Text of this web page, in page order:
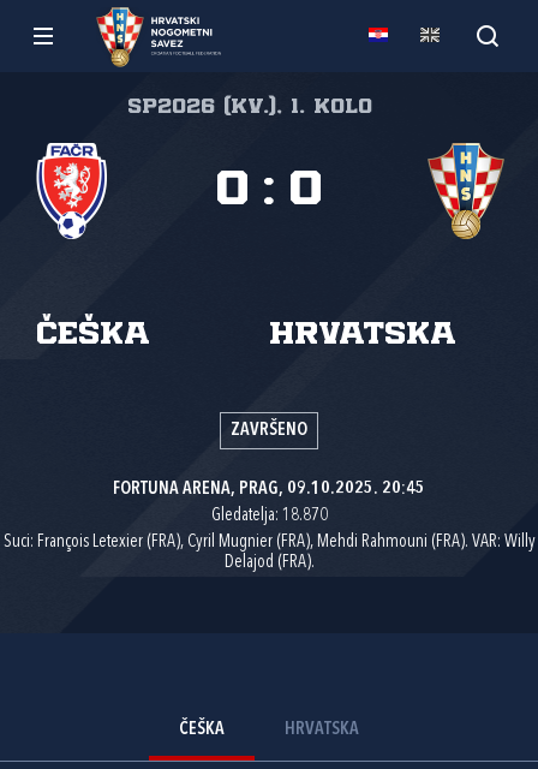
SP2026 (kv.), 1. kolo
Češka Hrvatska
0 : 0
ZAVRŠENO
FORTUNA ARENA, PRAG, 09.10.2025. 20:45
Gledatelja: 18.870
Suci: François Letexier (FRA), Cyril Mugnier (FRA), Mehdi Rahmouni (FRA). VAR: Willy
Delajod (FRA).
ČEŠKA HRVATSKA